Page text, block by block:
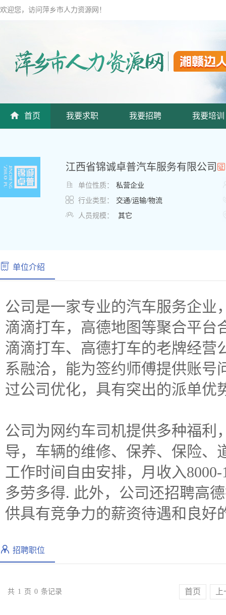
欢迎您，访问萍乡市人力资源网！
首页 我要求职 我要招聘 我要培训
江西省锦诚卓普汽车服务有限公司
 单位性质： 私营企业
 行业类型： 交通/运输/物流
 人员规模： 其它
单位介绍
公司是一家专业的汽车服务企业
滴滴打车，高德地图等聚合平台
滴滴打车、高德打车的老牌经营
系融洽，能为签约师傅提供账号
过公司优化，具有突出的派单优
公司为网约车司机提供多种福利
导，车辆的维修、保养、保险、
工作时间自由安排，月收入
多劳多得. 此外，公司还招聘高
供具有竞争力的薪资待遇和良好
招聘职位
共 1 页 0 条记录 首页